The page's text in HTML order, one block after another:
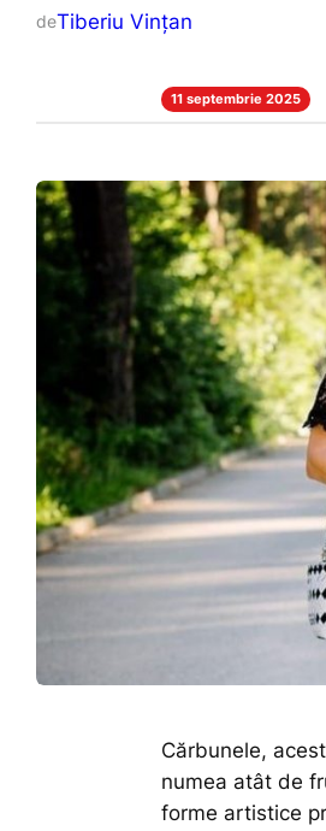
deTiberiu Vințan
11 septembrie 2025
Cărbunele,
numea atât de
forme artistice